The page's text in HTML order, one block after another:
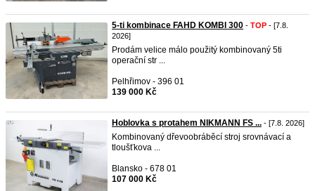
5-ti kombinace FAHD KOMBI 300 - TOP - [7.8.
2026]
Prodám velice málo použitý kombinovaný 5ti
operační str ...
Pelhřimov - 396 01
139 000 Kč
Hoblovka s protahem NIKMANN FS ... - [7.8. 2026]
Kombinovaný dřevoobráběcí stroj srovnávací a
tloušťkova ...
Blansko - 678 01
107 000 Kč